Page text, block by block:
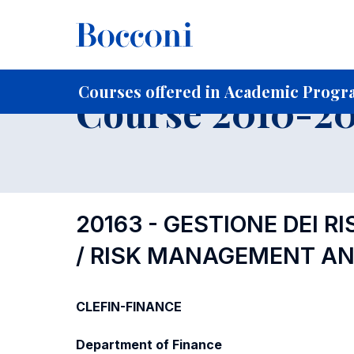
Courses offered in Academic
Home For current Students
Course 2010-
20163 - GESTIONE DEI
/ RISK MANAGEMENT
CLEFIN-FINANCE
Department of Finance